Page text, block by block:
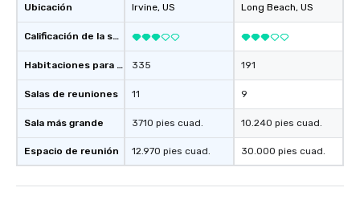
Ubicación
Calificación de la sede
Habitaciones para huéspedes
Salas de reuniones
Sala más grande
Espacio de reunión
Irvine, US
335
11
3710 pies cuad.
12.970 pies cuad.
Long Beach, US
191
9
10.240 pies cuad.
30.000 pies cuad.